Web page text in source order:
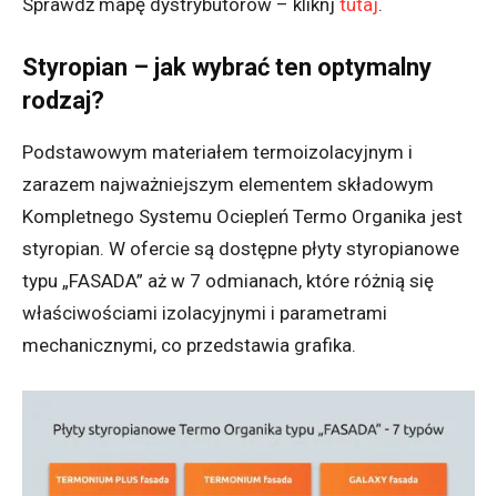
Styropian – jak wybrać ten optymalny
rodzaj?
Podstawowym materiałem termoizolacyjnym i
zarazem najważniejszym elementem składowym
Kompletnego Systemu Ociepleń Termo Organika jest
styropian. W ofercie są dostępne płyty styropianowe
typu „FASADA” aż w 7 odmianach, które różnią się
właściwościami izolacyjnymi i parametrami
mechanicznymi, co przedstawia grafika.